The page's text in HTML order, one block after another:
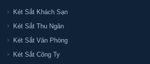
Két Sắt Khách Sạn
Két Sắt Thu Ngân
Két Sắt Văn Phòng
Két Sắt Công Ty